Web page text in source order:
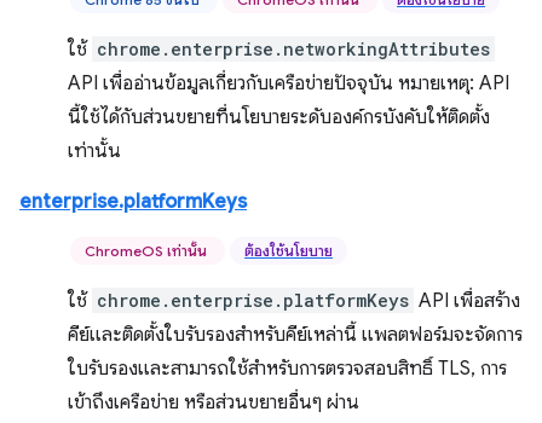
ใช้ chrome.enterprise.networkingAttributes
API เพื่ออ่านข้อมูลเกี่ยวกับเครือข่ายปัจจุบัน หมายเหตุ: API
นี้ใช้ได้กับส่วนขยายที่นโยบายระดับองค์กรบังคับให้ติดตั้ง
เท่านั้น
enterprise.platformKeys
ChromeOS เท่านั้น ต้องใช้นโยบาย
ใช้ chrome.enterprise.platformKeys API เพื่อสร้าง
คีย์และติดตั้งใบรับรองสำหรับคีย์เหล่านี้ แพลตฟอร์มจะจัดการ
ใบรับรองและสามารถใช้สำหรับการตรวจสอบสิทธิ์ TLS, การ
เข้าถึงเครือข่าย หรือส่วนขยายอื่นๆ ผ่าน